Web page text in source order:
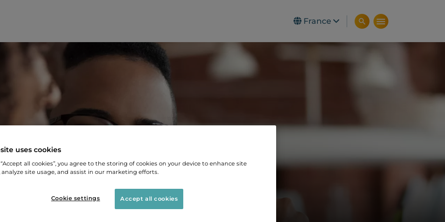
France
sein des
uses cookies
all cookies”, you agree to the storing of cookies on your device to enhance site
analyze site usage, and assist in our marketing efforts.
Cookie settings Accept all cookies